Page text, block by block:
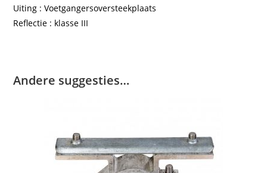
Uiting : Voetgangersoversteekplaats
Reflectie : klasse III
Andere suggesties…